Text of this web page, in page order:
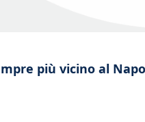
più vicino al